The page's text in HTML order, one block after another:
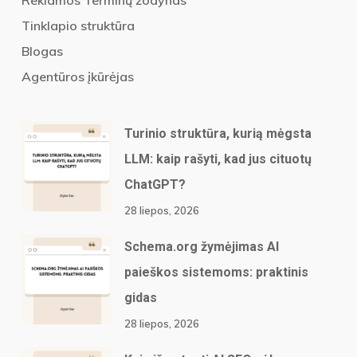
Tinklapio struktūra
Blogas
Agentūros įkūrėjas
Turinio struktūra, kurią mėgsta
LLM: kaip rašyti, kad jus cituotų
ChatGPT?
28 liepos, 2026
Schema.org žymėjimas AI
paieškos sistemoms: praktinis
gidas
28 liepos, 2026